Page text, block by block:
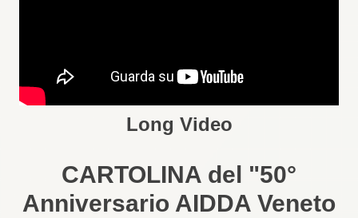
Long Video
CARTOLINA del "50°
Anniversario AIDDA Veneto